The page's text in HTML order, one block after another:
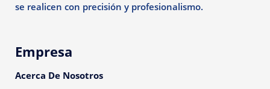
se realicen con precisión y profesionalismo.
Empresa
Acerca De Nosotros